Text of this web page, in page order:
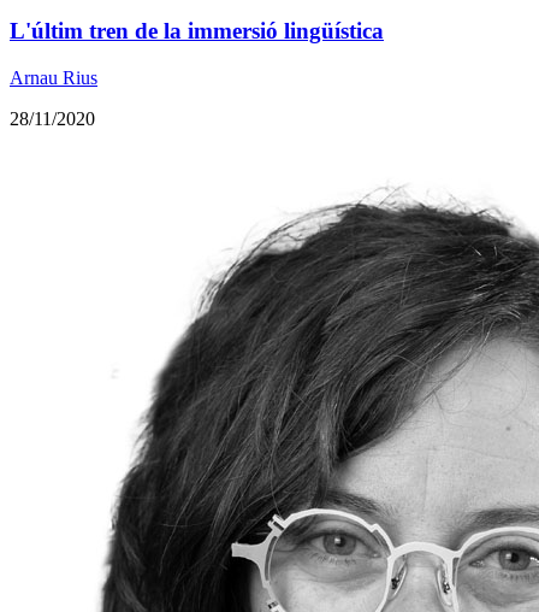
​L'últim tren de la immersió lingüística
Arnau Rius
28/11/2020